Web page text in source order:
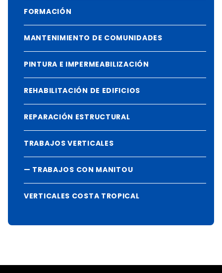
FORMACIÓN
MANTENIMIENTO DE COMUNIDADES
PINTURA E IMPERMEABILIZACIÓN
REHABILITACIÓN DE EDIFICIOS
REPARACIÓN ESTRUCTURAL
TRABAJOS VERTICALES
TRABAJOS CON MANITOU
VERTICALES COSTA TROPICAL